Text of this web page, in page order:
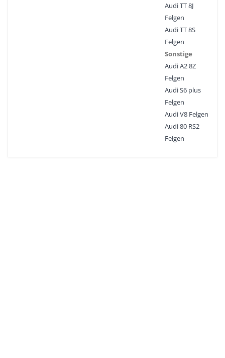
Audi TT 8J
Felgen
Audi TT 8S
Felgen
Sonstige
Audi A2 8Z
Felgen
Audi S6 plus
Felgen
Audi V8 Felgen
Audi 80 RS2
Felgen